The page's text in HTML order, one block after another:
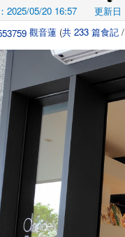
2025/05/20 16:57
更新日
觀音蓮 (共 233 篇食記